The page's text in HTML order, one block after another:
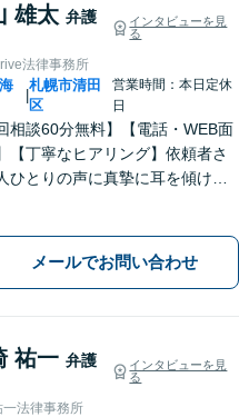
雄太 弁護
インタビューを見
る
法律事務所
|
札幌市清田
区
営業時間：本日定休
日
相談60分無料】【電話・WEB面
【丁寧なヒアリング】依頼者さ
ひとりの声に真摯に耳を傾け、
士にご相談ください。最善の解
共に考えていきましょう。
メールでお問い合わせ
祐一 弁護
インタビューを見
る
一法律事務所